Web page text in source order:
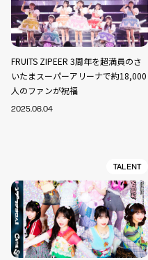
FRUITS ZIPEER 3周年を超満員のさ
いたまスーパーアリーナで約18,000
人のファンが祝福
2025.06.04
TALENT